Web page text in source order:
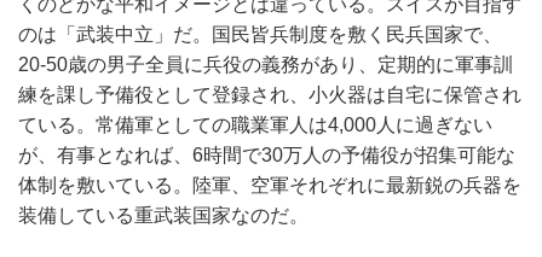
くのどかな平和イメージとは違っている。スイスが目指す
のは「武装中立」だ。国民皆兵制度を敷く民兵国家で、
20-50歳の男子全員に兵役の義務があり、定期的に軍事訓
練を課し予備役として登録され、小火器は自宅に保管され
ている。常備軍としての職業軍人は4,000人に過ぎない
が、有事となれば、6時間で30万人の予備役が招集可能な
体制を敷いている。陸軍、空軍それぞれに最新鋭の兵器を
装備している重武装国家なのだ。